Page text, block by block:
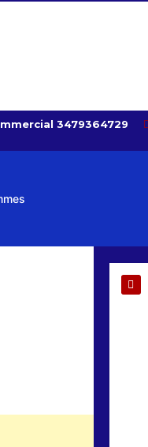
3479364729